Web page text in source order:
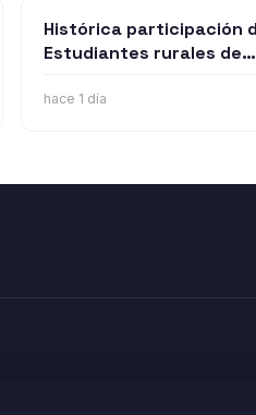
Histórica participación
Estudiantes rurales de
de robótica en Estados
hace 1 día